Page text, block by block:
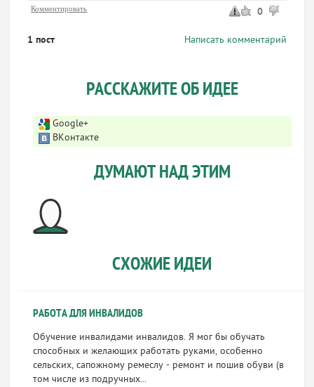
0
Комментировать
Написать комментарий
1 пост
РАССКАЖИТЕ ОБ ИДЕЕ
Google+
ВКонтакте
ДУМАЮТ НАД ЭТИМ
СХОЖИЕ ИДЕИ
РАБОТА ДЛЯ ИНВАЛИДОВ
Обучение инвалидами инвалидов. Я мог бы обучать
способных и желающих работать руками, особенно
сельских, сапожному ремеслу - ремонт и пошив обуви (в
том числе из подручных...